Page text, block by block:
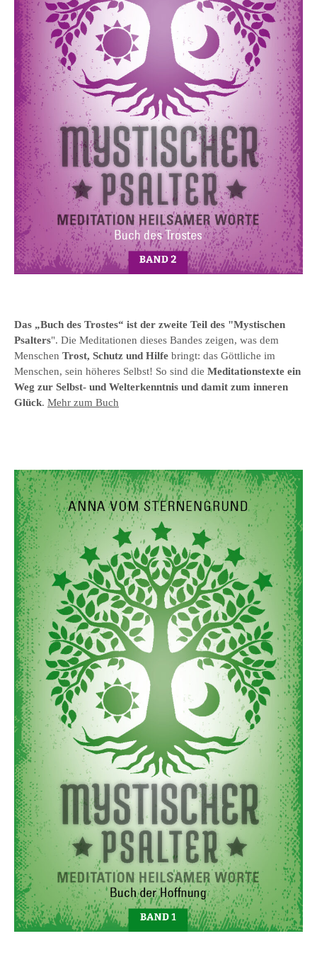
Das „Buch des Trostes“ ist der zweite Teil des "Mystischen
Psalters". Die Meditationen dieses Bandes zeigen, was dem
Menschen Trost, Schutz und Hilfe bringt: das Göttliche im
Menschen, sein höheres Selbst! So sind die Meditationstexte ein
Weg zur Selbst- und Welterkenntnis und damit zum inneren
Glück. Mehr zum Buch